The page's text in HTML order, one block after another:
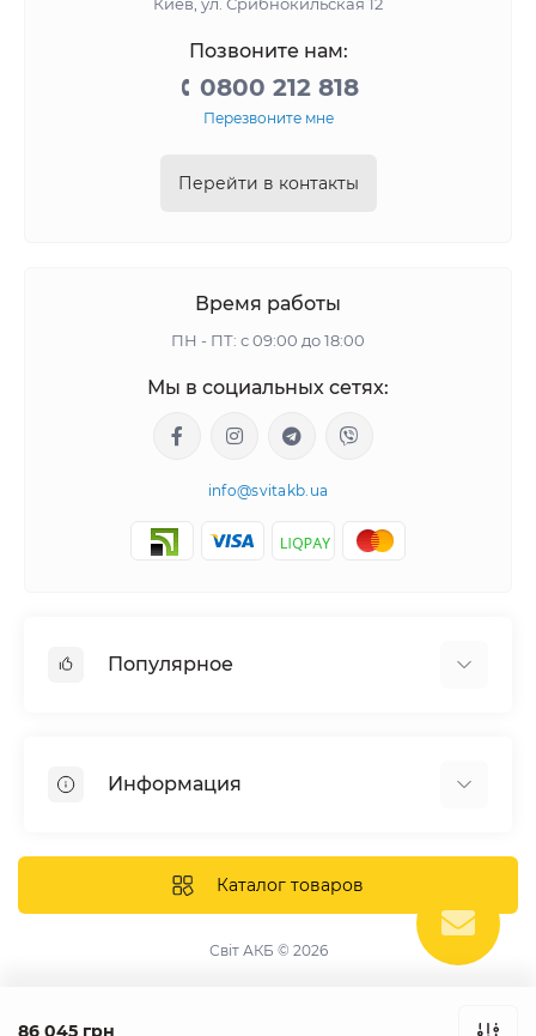
86 045 грн
Позвоните нам:
0800 212 818
Перезвоните мне
Перейти в контакты
Время работы
ПН - ПТ: с 09:00 до 18:00
Мы в социальных сетях:
info@svitakb.ua
Популярное
Системы хранения энергии
Инверторы
Аккумуляторы
Информация
Доставка и оплата
Каталог товаров
Світ АКБ © 2026